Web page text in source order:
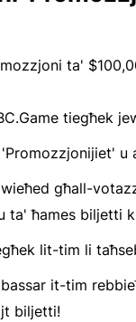
ta'
tiegħek
u
għall-
ta' ħames biljetti
lit-tim li
it-tim
biljetti!